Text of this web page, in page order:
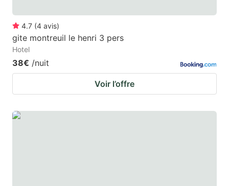
4.7 (4 avis)
gite montreuil le henri 3 pers
Hotel
38€ /nuit
Voir l’offre